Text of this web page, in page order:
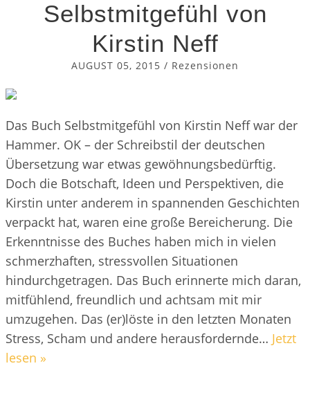
Selbstmitgefühl von
Kirstin Neff
AUGUST 05, 2015 / Rezensionen
Das Buch Selbstmitgefühl von Kirstin Neff war der
Hammer. OK – der Schreibstil der deutschen
Übersetzung war etwas gewöhnungsbedürftig.
Doch die Botschaft, Ideen und Perspektiven, die
Kirstin unter anderem in spannenden Geschichten
verpackt hat, waren eine große Bereicherung. Die
Erkenntnisse des Buches haben mich in vielen
schmerzhaften, stressvollen Situationen
hindurchgetragen. Das Buch erinnerte mich daran,
mitfühlend, freundlich und achtsam mit mir
umzugehen. Das (er)löste in den letzten Monaten
Stress, Scham und andere herausfordernde… Jetzt
lesen »